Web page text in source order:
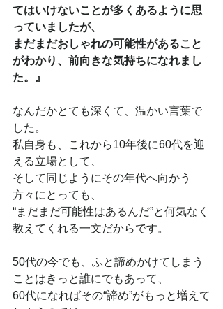
てはいけないことが多くあるように思
っていましたが、
まだまだおしゃれの可能性があること
がわかり、前向きな気持ちになれまし
た。』
なんだかとても深くて、温かい言葉で
した。
私自身も、これから10年後に60代を迎
える立場として、
そして同じようにその年代へ向かう
方々にとっても、
“まだまだ可能性はあるんだ”と何気なく
教えてくれる一文だからです。
50代の今でも、ふと諦めかけてしまう
ことはきっと誰にでもあって、
60代になればその“諦め”がもっと増えて